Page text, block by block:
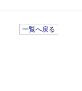
一覧へ戻る